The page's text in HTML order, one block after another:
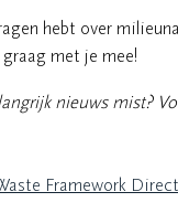
hebt over
met je mee!
nieuws mist?
Framework